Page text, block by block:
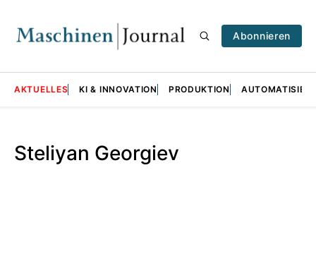
Abonnieren
AKTUELLES KI & INNOVATION PRODUKTION
Steliyan Georgiev